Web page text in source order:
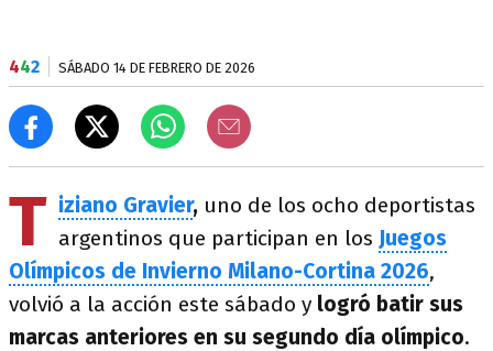
442 SÁBADO 14 DE FEBRERO DE 2026
T iziano Gravier, uno de los ocho deportistas
argentinos que participan en los Juegos
Olímpicos de Invierno Milano-Cortina 2026,
volvió a la acción este sábado y logró batir sus
marcas anteriores en su segundo día olímpico.